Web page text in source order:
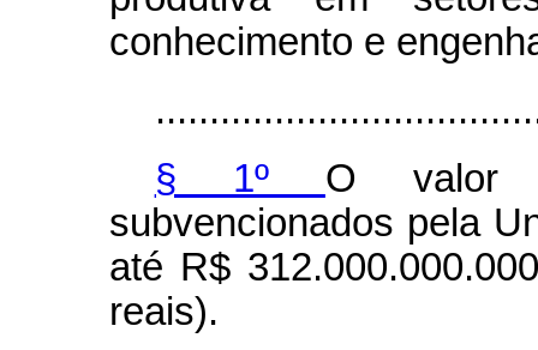
conhecimento e
§ 1º O valor
subvencionados pela
até R$
reais).